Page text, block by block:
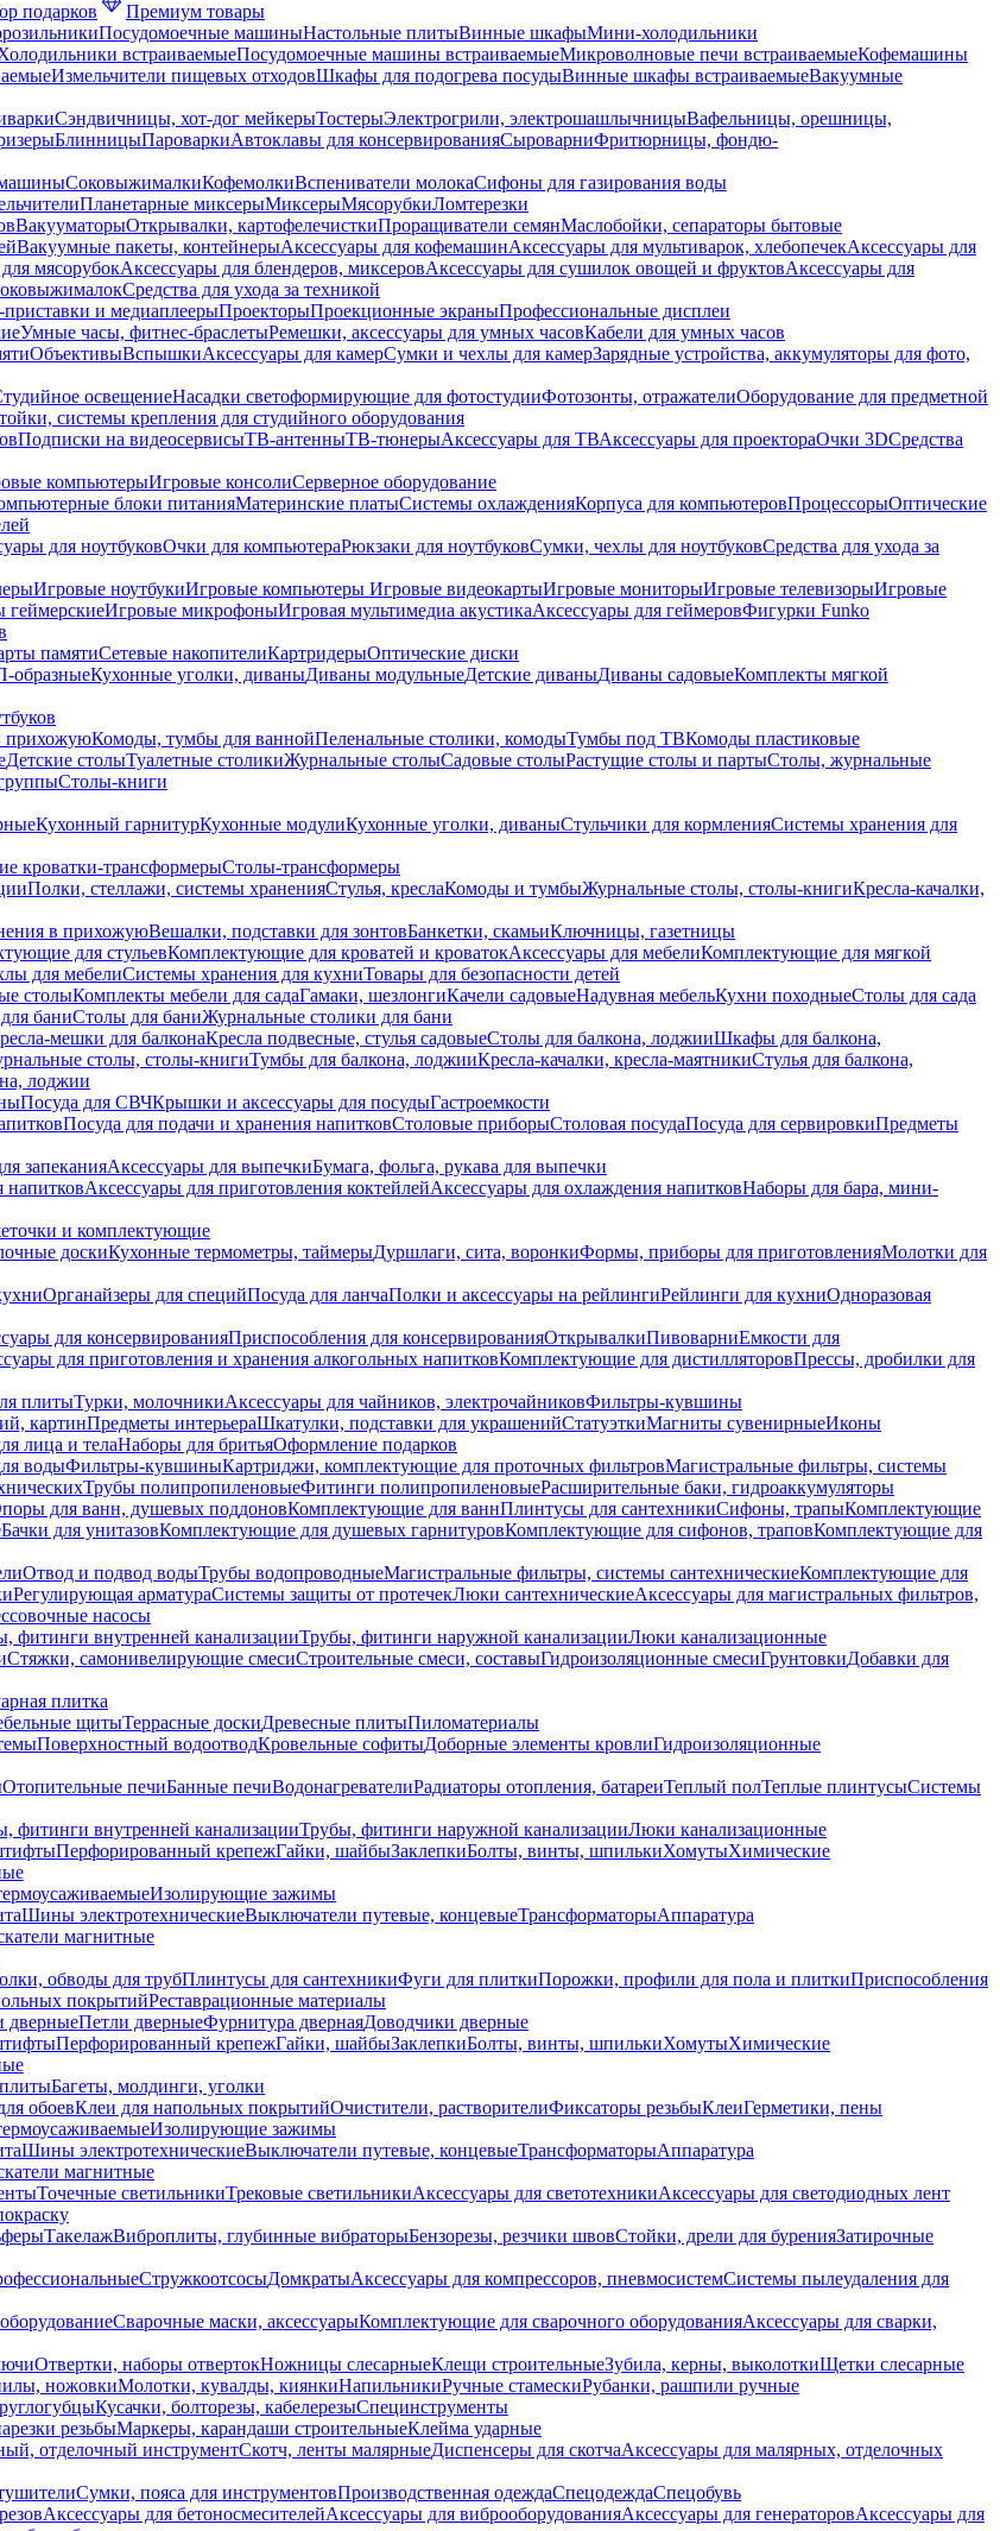
подарков
Премиум товары
Посудомоечные машиныНастольные плитыВинные шкафыМини-холодильники
встраиваемыеПосудомоечные машины встраиваемыеМикроволновые печи встраиваемыеКофемашины
Измельчители пищевых отходовШкафы для подогрева посудыВинные шкафы встраиваемыеВакуумные
Сэндвичницы, хот-дог мейкерыТостерыЭлектрогрили, электрошашлычницыВафельницы, орешницы,
БлинницыПароваркиАвтоклавы для консервированияСыроварниФритюрницы, фондю-
СоковыжималкиКофемолкиВспениватели молокаСифоны для газирования воды
Планетарные миксерыМиксерыМясорубкиЛомтерезки
ВакууматорыОткрывалки, картофелечисткиПроращиватели семянМаслобойки, сепараторы бытовые
Вакуумные пакеты, контейнерыАксессуары для кофемашинАксессуары для мультиварок, хлебопечекАксессуары для
мясорубокАксессуары для блендеров, миксеровАксессуары для сушилок овощей и фруктовАксессуары для
Средства для ухода за техникой
и медиаплеерыПроекторыПроекционные экраныПрофессиональные дисплеи
Умные часы, фитнес-браслетыРемешки, аксессуары для умных часовКабели для умных часов
ОбъективыВспышкиАксессуары для камерСумки и чехлы для камерЗарядные устройства, аккумуляторы для фото,
освещениеНасадки светоформирующие для фотостудииФотозонты, отражателиОборудование для предметной
системы крепления для студийного оборудования
Подписки на видеосервисыТВ-антенныТВ-тюнерыАксессуары для ТВАксессуары для проектораОчки 3DСредства
компьютерыИгровые консолиСерверное оборудование
блоки питанияМатеринские платыСистемы охлажденияКорпуса для компьютеровПроцессорыОптические
для ноутбуковОчки для компьютераРюкзаки для ноутбуковСумки, чехлы для ноутбуковСредства для ухода за
Игровые ноутбукиИгровые компьютеры Игровые видеокартыИгровые мониторыИгровые телевизорыИгровые
геймерскиеИгровые микрофоныИгровая мультимедиа акустикаАксессуары для геймеровФигурки Funko
памятиСетевые накопителиКартридерыОптические диски
образныеКухонные уголки, диваныДиваны модульныеДетские диваныДиваны садовыеКомплекты мягкой
прихожуюКомоды, тумбы для ваннойПеленальные столики, комодыТумбы под ТВКомоды пластиковые
Детские столыТуалетные столикиЖурнальные столыСадовые столыРастущие столы и партыСтолы, журнальные
Столы-книги
Кухонный гарнитурКухонные модулиКухонные уголки, диваныСтульчики для кормленияСистемы хранения для
кроватки-трансформерыСтолы-трансформеры
Полки, стеллажи, системы храненияСтулья, креслаКомоды и тумбыЖурнальные столы, столы-книгиКресла-качалки,
в прихожуюВешалки, подставки для зонтовБанкетки, скамьиКлючницы, газетницы
для стульевКомплектующие для кроватей и кроватокАксессуары для мебелиКомплектующие для мягкой
для мебелиСистемы хранения для кухниТовары для безопасности детей
столыКомплекты мебели для садаГамаки, шезлонгиКачели садовыеНадувная мебельКухни походныеСтолы для сада
баниСтолы для баниЖурнальные столики для бани
мешки для балконаКресла подвесные, стулья садовыеСтолы для балкона, лоджииШкафы для балкона,
столы, столы-книгиТумбы для балкона, лоджииКресла-качалки, кресла-маятникиСтулья для балкона,
лоджии
Посуда для СВЧКрышки и аксессуары для посудыГастроемкости
Посуда для подачи и хранения напитковСтоловые приборыСтоловая посудаПосуда для сервировкиПредметы
запеканияАксессуары для выпечкиБумага, фольга, рукава для выпечки
напитковАксессуары для приготовления коктейлейАксессуары для охлаждения напитковНаборы для бара, мини-
и комплектующие
доскиКухонные термометры, таймерыДуршлаги, сита, воронкиФормы, приборы для приготовленияМолотки для
Органайзеры для специйПосуда для ланчаПолки и аксессуары на рейлингиРейлинги для кухниОдноразовая
для консервированияПриспособления для консервированияОткрывалкиПивоварниЕмкости для
для приготовления и хранения алкогольных напитковКомплектующие для дистилляторовПрессы, дробилки для
плитыТурки, молочникиАксессуары для чайников, электрочайниковФильтры-кувшины
картинПредметы интерьераШкатулки, подставки для украшенийСтатуэткиМагниты сувенирныеИконы
лица и телаНаборы для бритьяОформление подарков
водыФильтры-кувшиныКартриджи, комплектующие для проточных фильтровМагистральные фильтры, системы
Трубы полипропиленовыеФитинги полипропиленовыеРасширительные баки, гидроаккумуляторы
для ванн, душевых поддоновКомплектующие для ваннПлинтусы для сантехникиСифоны, трапыКомплектующие
Бачки для унитазовКомплектующие для душевых гарнитуровКомплектующие для сифонов, траповКомплектующие для
Отвод и подвод водыТрубы водопроводныеМагистральные фильтры, системы сантехническиеКомплектующие для
Регулирующая арматураСистемы защиты от протечекЛюки сантехническиеАксессуары для магистральных фильтров,
насосы
фитинги внутренней канализацииТрубы, фитинги наружной канализацииЛюки канализационные
Стяжки, самонивелирующие смесиСтроительные смеси, составыГидроизоляционные смесиГрунтовкиДобавки для
плитка
щитыТеррасные доскиДревесные плитыПиломатериалы
Поверхностный водоотводКровельные софитыДоборные элементы кровлиГидроизоляционные
Отопительные печиБанные печиВодонагревателиРадиаторы отопления, батареиТеплый полТеплые плинтусыСистемы
фитинги внутренней канализацииТрубы, фитинги наружной канализацииЛюки канализационные
Перфорированный крепежГайки, шайбыЗаклепкиБолты, винты, шпилькиХомутыХимические
Изолирующие зажимы
Шины электротехническиеВыключатели путевые, концевыеТрансформаторыАппаратура
магнитные
обводы для трубПлинтусы для сантехникиФуги для плиткиПорожки, профили для пола и плиткиПриспособления
покрытийРеставрационные материалы
дверныеПетли дверныеФурнитура двернаяДоводчики дверные
Перфорированный крепежГайки, шайбыЗаклепкиБолты, винты, шпилькиХомутыХимические
Багеты, молдинги, уголки
обоевКлеи для напольных покрытийОчистители, растворителиФиксаторы резьбыКлеиГерметики, пены
Изолирующие зажимы
Шины электротехническиеВыключатели путевые, концевыеТрансформаторыАппаратура
магнитные
Точечные светильникиТрековые светильникиАксессуары для светотехникиАксессуары для светодиодных лент
ТакелажВиброплиты, глубинные вибраторыБензорезы, резчики швовСтойки, дрели для буренияЗатирочные
СтружкоотсосыДомкратыАксессуары для компрессоров, пневмосистемСистемы пылеудаления для
Сварочные маски, аксессуарыКомплектующие для сварочного оборудованияАксессуары для сварки,
Отвертки, наборы отвертокНожницы слесарныеКлещи строительныеЗубила, керны, выколоткиЩетки слесарные
ножовкиМолотки, кувалды, киянкиНапильникиРучные стамескиРубанки, рашпили ручные
Кусачки, болторезы, кабелерезыСпецинструменты
резьбыМаркеры, карандаши строительныеКлейма ударные
отделочный инструментСкотч, ленты малярныеДиспенсеры для скотчаАксессуары для малярных, отделочных
Сумки, пояса для инструментовПроизводственная одеждаСпецодеждаСпецобувь
Аксессуары для бетоносмесителейАксессуары для виброоборудованияАксессуары для генераторовАксессуары для